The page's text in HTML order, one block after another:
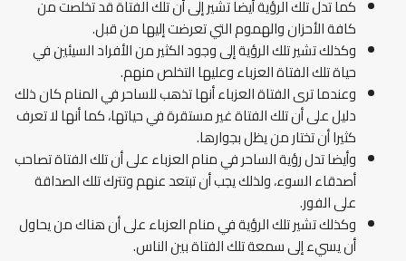
كما تدل تلك الرؤية أيضا تشير إلى أن تلك الفتاة قد تخلصت من
كافة الأحزان والهموم التي تعرضت إليها من قبل.
وكذلك تشير تلك الرؤية إلى وجود الكثير من الأفراد السيئين في
حياة تلك الفتاة العزباء وعليها التخلص منهم.
وعندما ترى الفتاة العزباء أنها تذهب للساحر في المنام كان ذلك
دليل على أن تلك الفتاة غير مستقرة في حياتها، كما أنها لا تعرف
كثيرا أن تختار من يظل بجوارها.
وأيضا تدل رؤية الساحر في منام العزباء على أن تلك الفتاة تصاحب
أصدقاء السوء، ولذلك يجب أن تبتعد عنهم وتترك تلك الصداقة
على الفور.
وكذلك تشير تلك الرؤية في منام العزباء على أن هناك من يحاول
أن يسيء إلى سمعة تلك الفتاة بين الناس.